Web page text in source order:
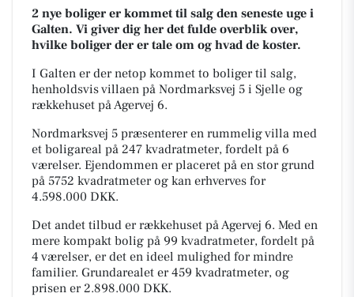
2 nye boliger er kommet til salg den seneste uge i
Galten. Vi giver dig her det fulde overblik over,
hvilke boliger der er tale om og hvad de koster.
I Galten er der netop kommet to boliger til salg,
henholdsvis villaen på Nordmarksvej 5 i Sjelle og
rækkehuset på Agervej 6.
Nordmarksvej 5 præsenterer en rummelig villa med
et boligareal på 247 kvadratmeter, fordelt på 6
værelser. Ejendommen er placeret på en stor grund
på 5752 kvadratmeter og kan erhverves for
4.598.000 DKK.
Det andet tilbud er rækkehuset på Agervej 6. Med en
mere kompakt bolig på 99 kvadratmeter, fordelt på
4 værelser, er det en ideel mulighed for mindre
familier. Grundarealet er 459 kvadratmeter, og
prisen er 2.898.000 DKK.